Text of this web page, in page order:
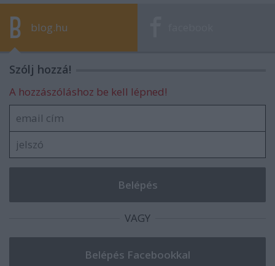
blog.hu
Szólj hozzá!
A hozzászóláshoz be kell lépned!
VAGY